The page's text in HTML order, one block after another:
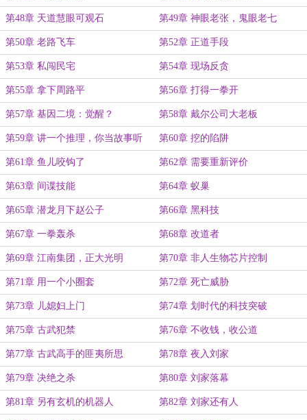
第48章 天道慧眼可观石 第49章 神眼老张，鬼眼老七
第50章 老路飞车 第52章 正道手段
第53章 私闯民宅 第54章 现场反贪
第55章 拿下周路平 第56章 打得一拳开
第57章 基因二境：觉醒？ 第58章 戴尔公司大老板
第59章 讲一个推理，你当故事听 第60章 挖的陷阱
第61章 鱼儿咬钩了 第62章 需要重新评价
第63章 间谍技能 第64章 蚁巢
第65章 潜龙月下赵公子 第66章 黑科技
第67章 一拳轰杀 第68章 改道者
第69章 江南集团，正大光明 第70章 非人生物芯片控制
第71章 用一个小圈套 第72章 死亡威胁
第73章 儿媳妇上门 第74章 划时代的科技突破
第75章 古武犯禁 第76章 不收钱，收公道
第77章 古武高手的匪夷所思 第78章 夜入刘家
第79章 决绝之杀 第80章 刘家落幕
第81章 另有玄机的机器人 第82章 刘家还有人